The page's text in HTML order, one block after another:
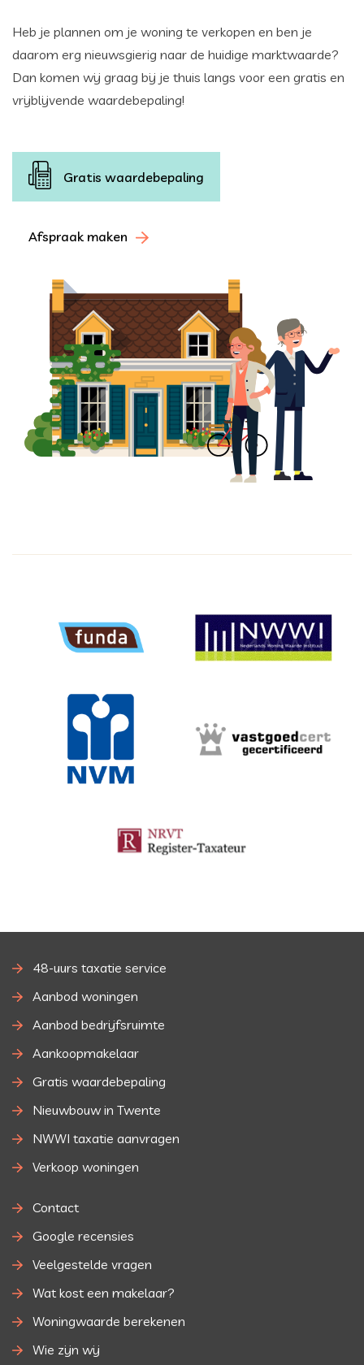
Heb je plannen om je woning te verkopen en ben je
daarom erg nieuwsgierig naar de huidige marktwaarde?
Dan komen wij graag bij je thuis langs voor een gratis en
vrijblijvende waardebepaling!
Gratis waardebepaling
Afspraak maken
48-uurs taxatie service
Aanbod woningen
Aanbod bedrijfsruimte
Aankoopmakelaar
Gratis waardebepaling
Nieuwbouw in Twente
NWWI taxatie aanvragen
Verkoop woningen
Contact
Google recensies
Veelgestelde vragen
Wat kost een makelaar?
Woningwaarde berekenen
Wie zijn wij